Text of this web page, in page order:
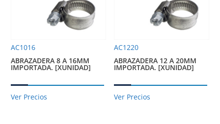
AC1016
ABRAZADERA 8 A 16MM
IMPORTADA. [XUNIDAD]
Ver Precios
AC1220
ABRAZADERA 12 A 20MM
IMPORTADA. [XUNIDAD]
Ver Precios